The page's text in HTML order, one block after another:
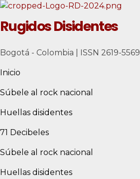
Rugidos Disidentes
Bogotá - Colombia | ISSN 2619-5569
Inicio
Súbele al rock nacional
Huellas disidentes
71 Decibeles
Súbele al rock nacional
Huellas disidentes